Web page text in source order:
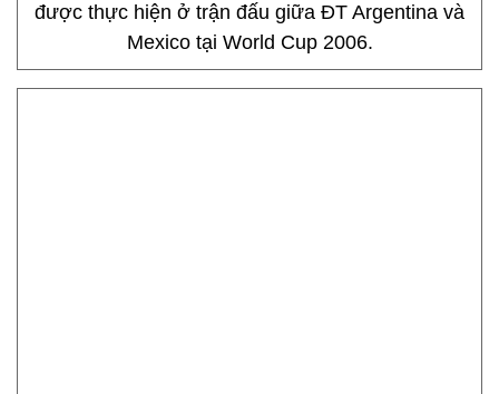
được thực hiện ở trận đấu giữa ĐT Argentina và
Mexico tại World Cup 2006.